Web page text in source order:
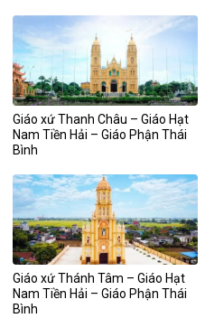
Giáo xứ Thanh Châu – Giáo Hạt
Nam Tiền Hải – Giáo Phận Thái
Bình
Giáo xứ Thánh Tâm – Giáo Hạt
Nam Tiền Hải – Giáo Phận Thái
Bình